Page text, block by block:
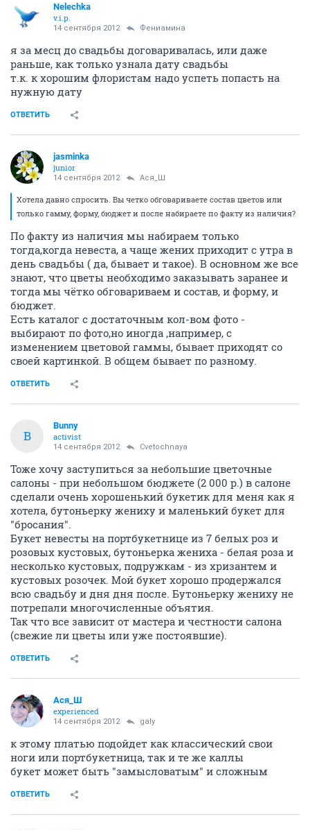
Nelechka
v.i.p.
14 сентября 2012 Фениамина
я за месц до свадьбы договаривалась, или даже
раньше, как только узнала дату свадьбы
т.к. к хорошим флористам надо успеть попасть на
нужную дату
ОТВЕТИТЬ
jasminka
junior
14 сентября 2012 Ася_Ш
Хотела давно спросить. Вы четко обговариваете состав цветов или
только гамму, форму, бюджет и после набираете по факту из наличия?
По факту из наличия мы набираем только
тогда,когда невеста, а чаще жених приходит с утра в
день свадьбы ( да, бывает и такое). В основном же все
знают, что цветы необходимо заказывать заранее и
тогда мы чётко обговариваем и состав, и форму, и
бюджет.
Есть каталог с достаточным кол-вом фото -
выбирают по фото,но иногда ,например, с
изменением цветовой гаммы, бывает приходят со
своей картинкой. В общем бывает по разному.
ОТВЕТИТЬ
B
Bunny
activist
14 сентября 2012 Cvetochnaya
Тоже хочу заступиться за небольшие цветочные
салоны - при небольшом бюджете (2 000 р.) в салоне
сделали очень хорошенький букетик для меня как я
хотела, бутоньерку жениху и маленький букет для
"бросания".
Букет невесты на портбукетнице из 7 белых роз и
розовых кустовых, бутоньерка жениха - белая роза и
несколько кустовых, подружкам - из хризантем и
кустовых розочек. Мой букет хорошо продержался
всю свадьбу и дня дня после. Бутоньерку жениху не
потрепали многочисленные объятия.
Так что все зависит от мастера и честности салона
(свежие ли цветы или уже постоявшие).
ОТВЕТИТЬ
Ася_Ш
experienced
14 сентября 2012 galy
к этому платью подойдет как классический свои
ноги или портбукетница, так и те же каллы
букет может быть "замысловатым" и сложным
ОТВЕТИТЬ